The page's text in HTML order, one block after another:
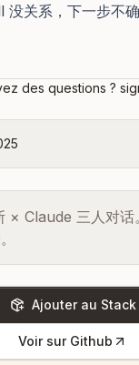
没关系，下一步不
des questions ?
× Claude 三人对话
Ajouter au Stack
Voir sur Github